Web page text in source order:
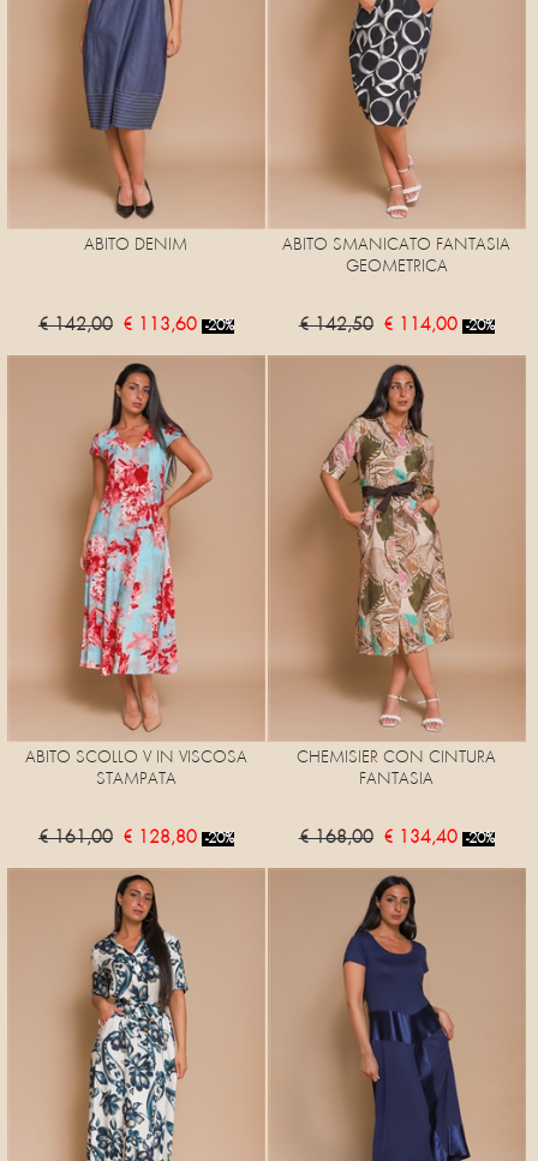
ABITO DENIM
€ 142,00 € 113,60 -20%
ABITO SMANICATO FANTASIA
GEOMETRICA
€ 142,50 € 114,00 -20%
ABITO SCOLLO V IN VISCOSA
STAMPATA
€ 161,00 € 128,80 -20%
CHEMISIER CON CINTURA
FANTASIA
€ 168,00 € 134,40 -20%